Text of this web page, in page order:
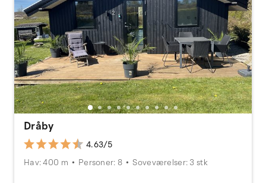
Dråby
4.63/5
Hav: 400 m
Personer: 8 Soveværelser: 3 stk